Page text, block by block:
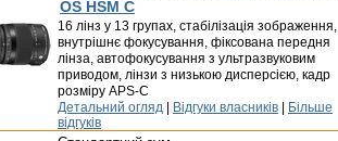
OS HSM C
16 лінз у 13 групах, стабілізація зображення,
внутрішнє фокусування, фіксована передня
лінза, автофокусування з ультразвуковим
приводом, лінзи з низькою дисперсією, кадр
розміру APS-C
Детальний огляд Відгуки власників
Більше
відгуків